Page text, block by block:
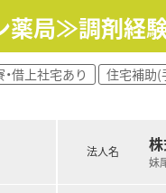
るためのコミュニケ
ープの一員として、
ープの総合力を活かし
経営を基本とし、地
指導を中心に、OTC医
musubiを活用し、正
薬局≫調剤経
・借上社宅あり 住宅補助(
法人名
妹